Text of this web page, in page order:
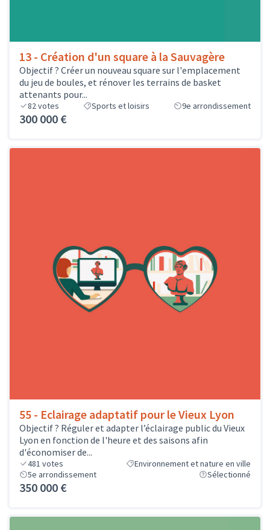
13 - Création d'un square à la Sauvagère
Objectif ? Créer un nouveau square sur l'emplacement
du jeu de boules, et rénover les terrains de basket
attenants pour...
82votes Sports et loisirs 9e arrondissement
300 000 €
55 - Eclairage adaptatif pour le Vieux Lyon
Objectif ? Réguler et adapter l’éclairage public du Vieux
Lyon en fonction de l'heure et des saisons afin
d'économiser de...
481 votes
Environnement et nature en ville
5e arrondissement
Sélectionné
350 000 €